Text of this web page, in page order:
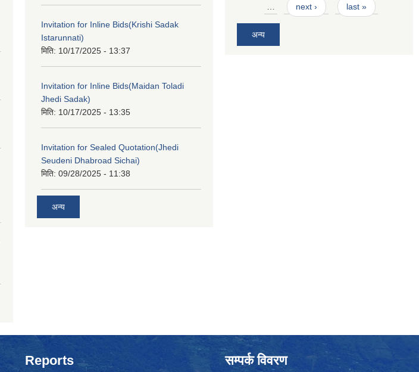
Invitation for Inline Bids(Krishi Sadak
Istarunnati)
मिति: 10/17/2025 - 13:37
Invitation for Inline Bids(Maidan Toladi
Jhedi Sadak)
मिति: 10/17/2025 - 13:35
Invitation for Sealed Quotation(Jhedi
Seudeni Dhabroad Sichai)
मिति: 09/28/2025 - 11:38
अन्य
… next › last »
अन्य
Reports सम्पर्क विवरण